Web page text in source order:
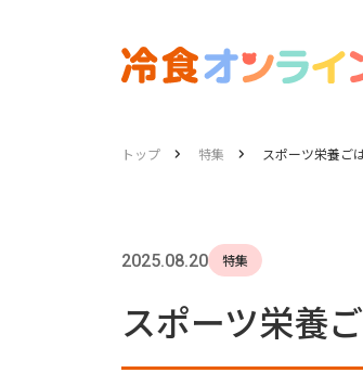
トップ 特集 スポーツ栄養ご
2025.08.20 特集
スポーツ栄養